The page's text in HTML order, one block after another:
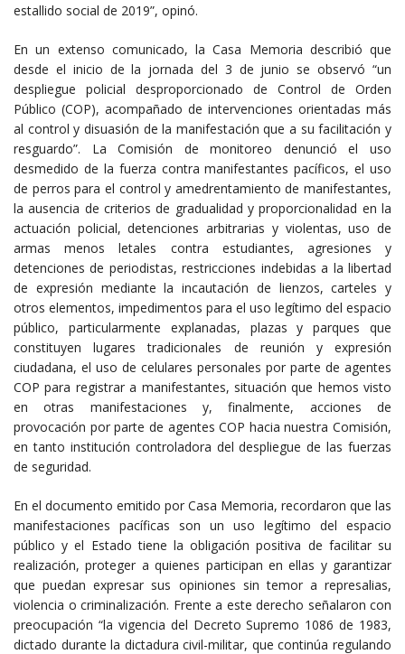
estallido social de 2019”, opinó.
En un extenso comunicado, la Casa Memoria describió que
desde el inicio de la jornada del 3 de junio se observó “un
despliegue policial desproporcionado de Control de Orden
Público (COP), acompañado de intervenciones orientadas más
al control y disuasión de la manifestación que a su facilitación y
resguardo”. La Comisión de monitoreo denunció el uso
desmedido de la fuerza contra manifestantes pacíficos, el uso
de perros para el control y amedrentamiento de manifestantes,
la ausencia de criterios de gradualidad y proporcionalidad en la
actuación policial, detenciones arbitrarias y violentas, uso de
armas menos letales contra estudiantes, agresiones y
detenciones de periodistas, restricciones indebidas a la libertad
de expresión mediante la incautación de lienzos, carteles y
otros elementos, impedimentos para el uso legítimo del espacio
público, particularmente explanadas, plazas y parques que
constituyen lugares tradicionales de reunión y expresión
ciudadana, el uso de celulares personales por parte de agentes
COP para registrar a manifestantes, situación que hemos visto
en otras manifestaciones y, finalmente, acciones de
provocación por parte de agentes COP hacia nuestra Comisión,
en tanto institución controladora del despliegue de las fuerzas
de seguridad.
En el documento emitido por Casa Memoria, recordaron que las
manifestaciones pacíficas son un uso legítimo del espacio
público y el Estado tiene la obligación positiva de facilitar su
realización, proteger a quienes participan en ellas y garantizar
que puedan expresar sus opiniones sin temor a represalias,
violencia o criminalización. Frente a este derecho señalaron con
preocupación “la vigencia del Decreto Supremo 1086 de 1983,
dictado durante la dictadura civil-militar, que continúa regulando